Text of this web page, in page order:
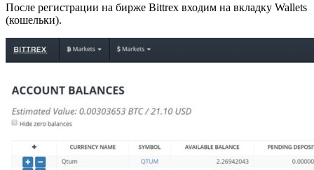
После регистрации на бирже Bittrex входим на вкладку Wallets
(кошельки).